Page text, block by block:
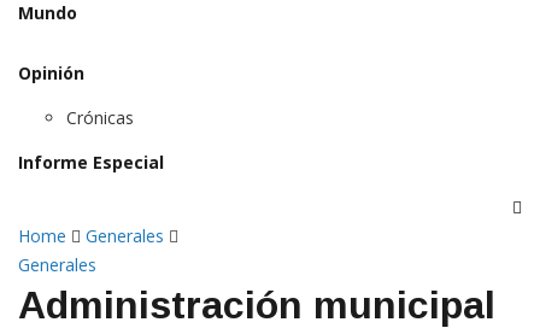
Mundo
Opinión
Crónicas
Informe Especial
Home
Generales
Generales
Administración municipal